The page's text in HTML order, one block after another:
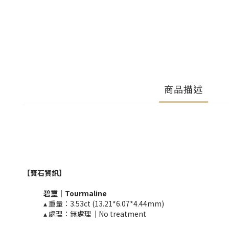
商品描述
【寶石資訊】
碧璽 ｜ Tourmaline​
▴ 重量：3.53ct (13.21*6.07*4.44mm)​
▴ 處理：無處理｜No treatment​​